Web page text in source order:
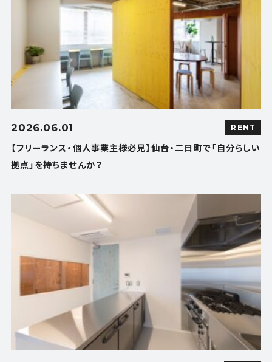
2026.06.01 RENT
【フリーランス・個人事業主様必見】仙台・二日町で「自分らしい
拠点」を持ちませんか？